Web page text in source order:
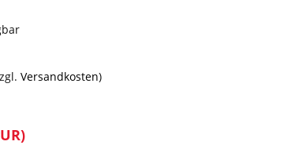
Versandkosten)